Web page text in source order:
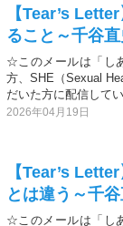
【Tear’s
ること～千谷
☆このメールは「し
方、SHE（Sexual
だいた方に配信して
2026年04月19日
【Tear’s
とは違う～千
☆このメールは「し